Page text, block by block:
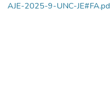
AJE-2025-9-UNC-